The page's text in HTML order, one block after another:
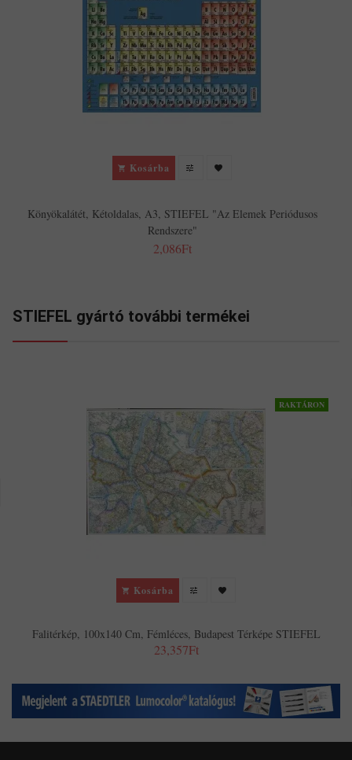
Kosárba
Könyökalátét, Kétoldalas, A3, STIEFEL "Az Elemek Periódusos
Rendszere"
2,086Ft
STIEFEL gyártó további termékei
RAKTÁRON
Kosárba
Falitérkép, 100x140 Cm, Fémléces, Budapest Térképe STIEFEL
23,357Ft